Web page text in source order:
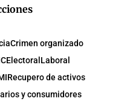
Crimen organizado
Electoral Laboral
Recupero de activos
y consumidores